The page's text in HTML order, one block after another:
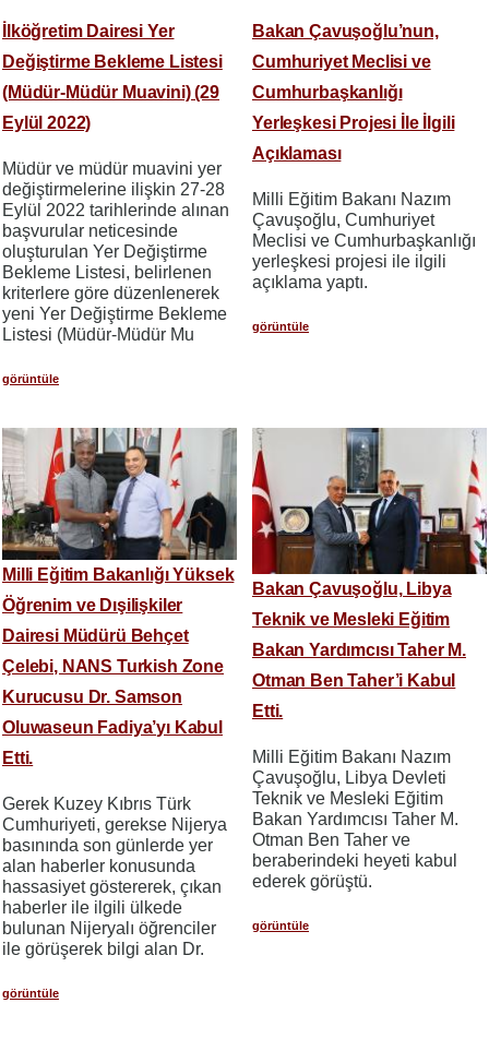
İlköğretim Dairesi Yer
Değiştirme Bekleme Listesi
(Müdür-Müdür Muavini) (29
Eylül 2022)
Müdür ve müdür muavini yer
değiştirmelerine ilişkin 27-28
Eylül 2022 tarihlerinde alınan
başvurular neticesinde
oluşturulan Yer Değiştirme
Bekleme Listesi, belirlenen
kriterlere göre düzenlenerek
yeni Yer Değiştirme Bekleme
Listesi (Müdür-Müdür Mu
görüntüle
Bakan Çavuşoğlu’nun,
Cumhuriyet Meclisi ve
Cumhurbaşkanlığı
Yerleşkesi Projesi İle İlgili
Açıklaması
Milli Eğitim Bakanı Nazım
Çavuşoğlu, Cumhuriyet
Meclisi ve Cumhurbaşkanlığı
yerleşkesi projesi ile ilgili
açıklama yaptı.
görüntüle
Milli Eğitim Bakanlığı Yüksek
Öğrenim ve Dışilişkiler
Dairesi Müdürü Behçet
Çelebi, NANS Turkish Zone
Kurucusu Dr. Samson
Oluwaseun Fadiya’yı Kabul
Etti.
Gerek Kuzey Kıbrıs Türk
Cumhuriyeti, gerekse Nijerya
basınında son günlerde yer
alan haberler konusunda
hassasiyet göstererek, çıkan
haberler ile ilgili ülkede
bulunan Nijeryalı öğrenciler
ile görüşerek bilgi alan Dr.
görüntüle
Bakan Çavuşoğlu, Libya
Teknik ve Mesleki Eğitim
Bakan Yardımcısı Taher M.
Otman Ben Taher’i Kabul
Etti.
Milli Eğitim Bakanı Nazım
Çavuşoğlu, Libya Devleti
Teknik ve Mesleki Eğitim
Bakan Yardımcısı Taher M.
Otman Ben Taher ve
beraberindeki heyeti kabul
ederek görüştü.
görüntüle